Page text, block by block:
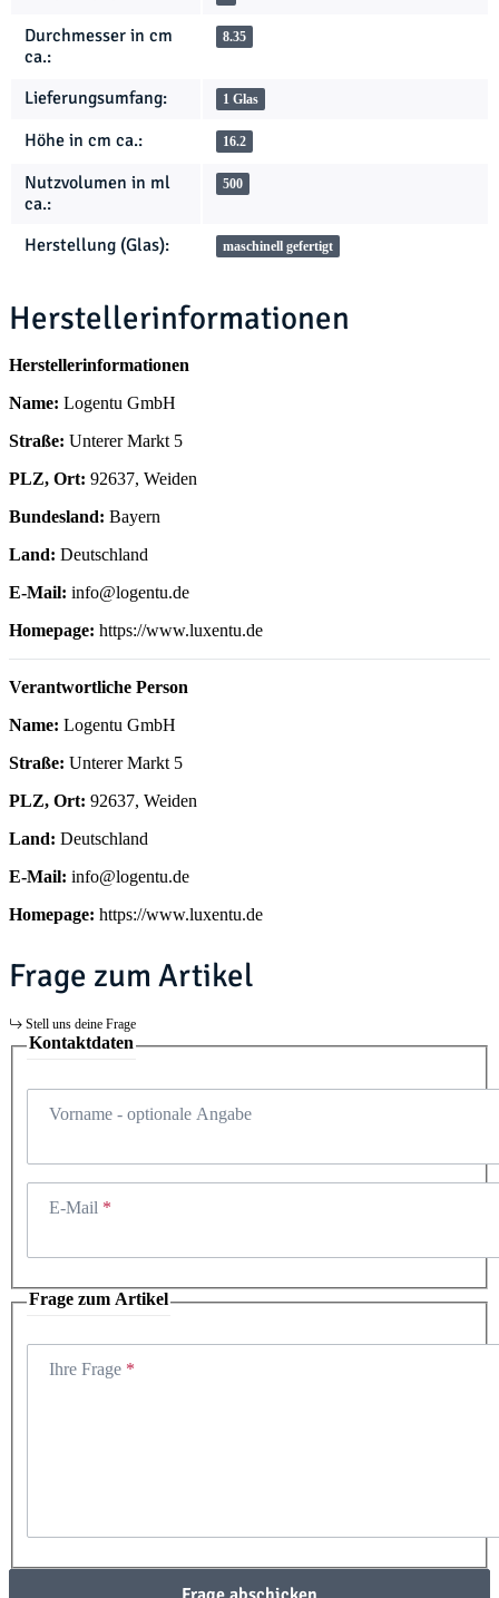
Durchmesser in cm
ca.:
8.35
Lieferungsumfang: 1 Glas
Höhe in cm ca.: 16.2
Nutzvolumen in ml
ca.:
500
Herstellung (Glas): maschinell gefertigt
Herstellerinformationen
Herstellerinformationen
Name: Logentu GmbH
Straße: Unterer Markt 5
PLZ, Ort: 92637, Weiden
Bundesland: Bayern
Land: Deutschland
E-Mail: info@logentu.de
Homepage: https://www.luxentu.de
Verantwortliche Person
Name: Logentu GmbH
Straße: Unterer Markt 5
PLZ, Ort: 92637, Weiden
Land: Deutschland
E-Mail: info@logentu.de
Homepage: https://www.luxentu.de
Frage zum Artikel
Stell uns deine Frage
Kontaktdaten
Vorname - optionale Angabe
E-Mail
Frage zum Artikel
Ihre Frage